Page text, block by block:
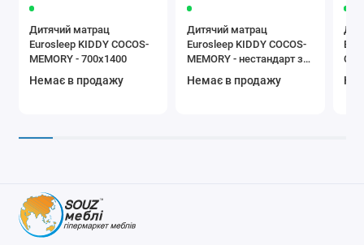
Дитячий матрац
Eurosleep KIDDY COCOS-
MEMORY - 700х1400
Немає в продажу
Дитячий матрац
Eurosleep KIDDY COCOS-
MEMORY - нестандарт за
м.кв
Немає в продажу